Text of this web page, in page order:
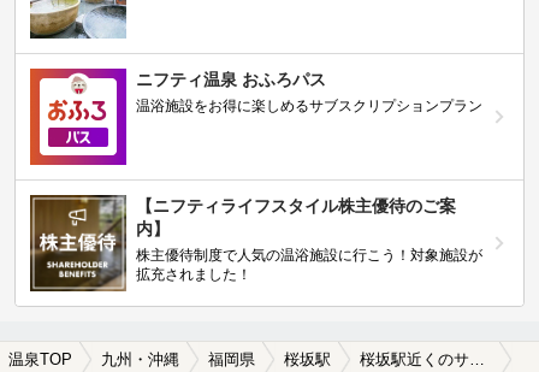
ニフティ温泉 おふろパス
温浴施設をお得に楽しめるサブスクリプションプラン
【ニフティライフスタイル株主優待のご案
内】
株主優待制度で人気の温浴施設に行こう！対象施設が
拡充されました！
温泉TOP 九州・沖縄 福岡県 桜坂駅